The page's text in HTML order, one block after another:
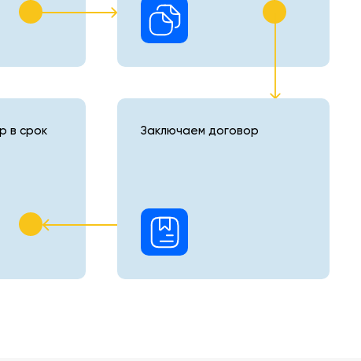
в срок Заключаем договор